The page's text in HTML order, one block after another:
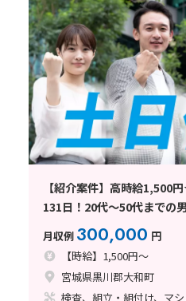
【紹介案件】高時給1,500
131日！20代～50代までの
月収例 300,000 円
【時給】1,500円～
宮城県黒川郡大和町